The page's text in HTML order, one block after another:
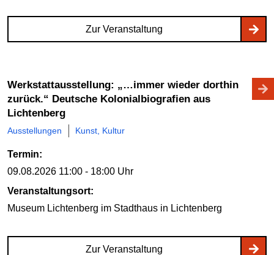
Zur Veranstaltung
Werkstattausstellung: „…immer wieder dorthin
zurück.“ Deutsche Kolonialbiografien aus
Lichtenberg
Ausstellungen Kunst, Kultur
Termin:
09.08.2026 11:00 - 18:00 Uhr
Veranstaltungsort:
Museum Lichtenberg im Stadthaus in Lichtenberg
Zur Veranstaltung